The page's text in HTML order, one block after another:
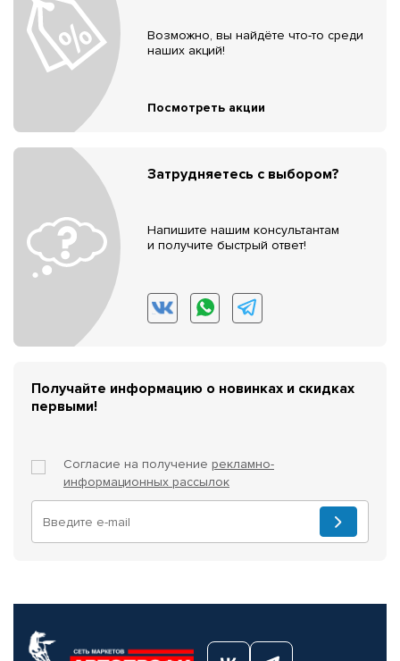
Возможно, вы найдёте что-то среди
наших акций!
Посмотреть акции
Затрудняетесь с выбором?
Напишите нашим консультантам
и получите быстрый ответ!
Получайте информацию о новинках и скидках
первыми!
Согласие на получение рекламно-
информационных рассылок